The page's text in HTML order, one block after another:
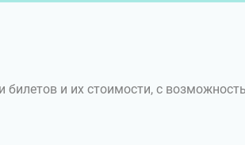
билетов и их стоимости, с